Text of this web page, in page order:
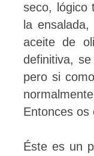
seco, lógico
la
aceite de
definitiva,
pero si
Entonces os
Éste es un